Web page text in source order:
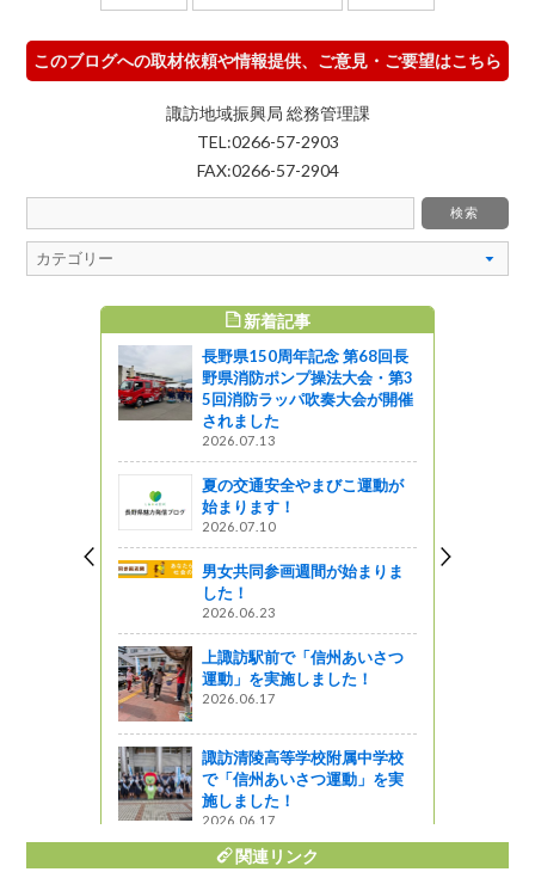
このブログへの取材依頼や情報提供、ご意見・ご要望はこちら
諏訪地域振興局 総務管理課
TEL:0266-57-2903
FAX:0266-57-2904
新着記事
長野県150周年記念 第68回長
野県消防ポンプ操法大会・第3
5回消防ラッパ吹奏大会が開催
されました
2026.07.13
夏の交通安全やまびこ運動が
始まります！
2026.07.10
男女共同参画週間が始まりま
した！
2026.06.23
上諏訪駅前で「信州あいさつ
運動」を実施しました！
2026.06.17
諏訪清陵高等学校附属中学校
で「信州あいさつ運動」を実
施しました！
2026.06.17
関連リンク